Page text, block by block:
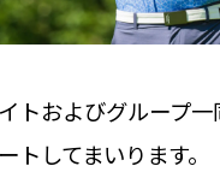
トおよびグループ
トしてまいります。